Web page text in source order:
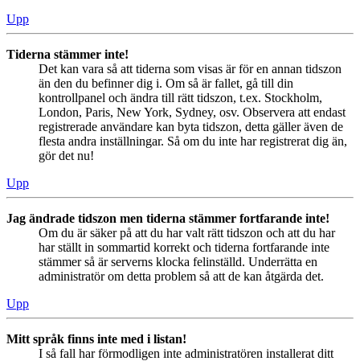
Upp
Tiderna stämmer inte!
Det kan vara så att tiderna som visas är för en annan tidszon
än den du befinner dig i. Om så är fallet, gå till din
kontrollpanel och ändra till rätt tidszon, t.ex. Stockholm,
London, Paris, New York, Sydney, osv. Observera att endast
registrerade användare kan byta tidszon, detta gäller även de
flesta andra inställningar. Så om du inte har registrerat dig än,
gör det nu!
Upp
Jag ändrade tidszon men tiderna stämmer fortfarande inte!
Om du är säker på att du har valt rätt tidszon och att du har
har ställt in sommartid korrekt och tiderna fortfarande inte
stämmer så är serverns klocka felinställd. Underrätta en
administratör om detta problem så att de kan åtgärda det.
Upp
Mitt språk finns inte med i listan!
I så fall har förmodligen inte administratören installerat ditt